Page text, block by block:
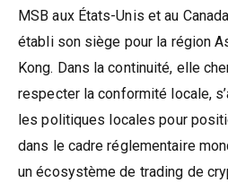
MSB aux États-Unis et au
établi son siège pour la région
Kong. Dans la continuité, elle
respecter la conformité locale,
les politiques locales pour
dans le cadre réglementaire
un écosystème de trading de